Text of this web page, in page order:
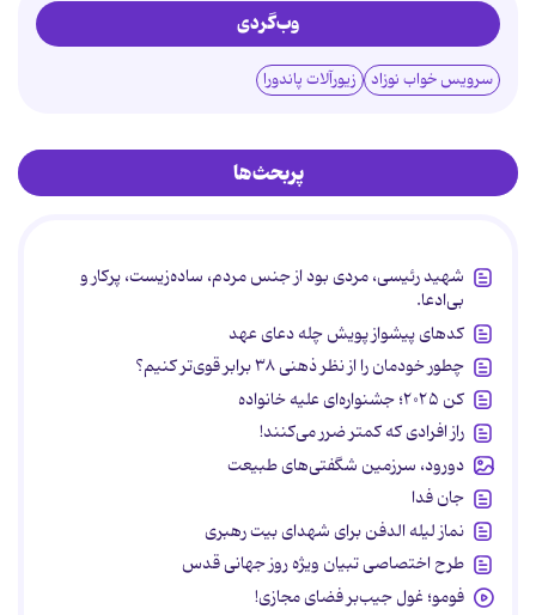
وب‌گردی
سرویس خواب نوزاد زیورآلات پاندورا
پربحث‌ها
شهید رئیسی، مردی بود از جنس مردم، ساده‌زیست، پرکار و
بی‌ادعا.
کدهای پیشواز پویش چله دعای عهد
چطور خودمان را از نظر ذهنی ۳۸ برابر قوی‌تر کنیم؟
کن ۲۰۲۵؛ جشنواره‌ای علیه خانواده
راز افرادی که کمتر ضرر می‌کنند!
دورود، سرزمین شگفتی‌های طبیعت
جان فدا
نماز لیله الدفن برای شهدای بیت رهبری
طرح اختصاصی تبیان ویژه روز جهانی قدس
فومو؛ غول جیب‌بر فضای مجازی!